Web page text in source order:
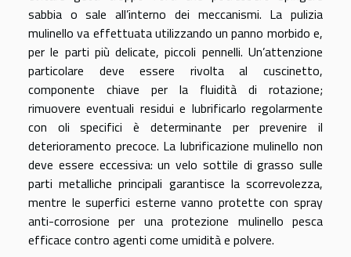
sabbia o sale all’interno dei meccanismi. La pulizia
mulinello va effettuata utilizzando un panno morbido e,
per le parti più delicate, piccoli pennelli. Un’attenzione
particolare deve essere rivolta al cuscinetto,
componente chiave per la fluidità di rotazione;
rimuovere eventuali residui e lubrificarlo regolarmente
con oli specifici è determinante per prevenire il
deterioramento precoce. La lubrificazione mulinello non
deve essere eccessiva: un velo sottile di grasso sulle
parti metalliche principali garantisce la scorrevolezza,
mentre le superfici esterne vanno protette con spray
anti-corrosione per una protezione mulinello pesca
efficace contro agenti come umidità e polvere.